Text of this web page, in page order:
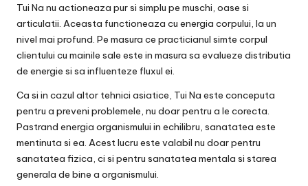
Tui Na nu actioneaza pur si simplu pe muschi, oase si
articulatii. Aceasta functioneaza cu energia corpului, la un
nivel mai profund. Pe masura ce practicianul simte corpul
clientului cu mainile sale este in masura sa evalueze distributia
de energie si sa influenteze fluxul ei.
Ca si in cazul altor tehnici asiatice, Tui Na este conceputa
pentru a preveni problemele, nu doar pentru a le corecta.
Pastrand energia organismului in echilibru, sanatatea este
mentinuta si ea. Acest lucru este valabil nu doar pentru
sanatatea fizica, ci si pentru sanatatea mentala si starea
generala de bine a organismului.